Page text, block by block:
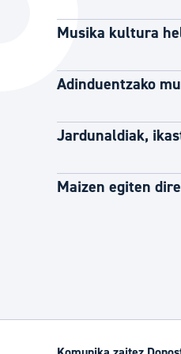
Hiria
Hiria ezagutu
Musika kultura
Adinduentzako
Jardunaldiak,
Maizen egiten